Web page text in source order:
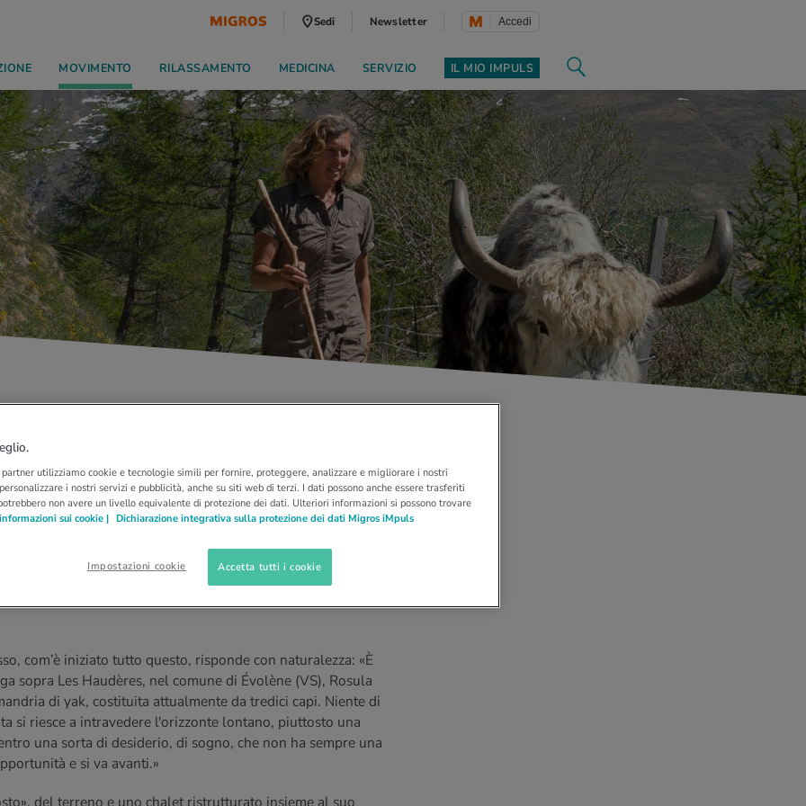
Sedi Newsletter Accedi
MOVIMENTO RILASSAMENTO MEDICINA SERVIZIO IL MIO IMPULS
yak
Rosula Blanc alleva una mandria di tredici capi.
di tre giorni, la sua vera passione è
e comprenderli.
com’è iniziato tutto questo, risponde con naturalezza: «È
sopra Les Haudères, nel comune di Évolène (VS), Rosula
di yak, costituita attualmente da tredici capi. Niente di
si riesce a intravedere l'orizzonte lontano, piuttosto una
una sorta di desiderio, di sogno, che non ha sempre una
e si va avanti.»
utilizziamo cookie e tecnologie simili per fornire, proteggere, analizzare e migliorare i nostri
i nostri servizi e pubblicità, anche su siti web di terzi. I dati possono anche essere trasferiti
non avere un livello equivalente di protezione dei dati. Ulteriori informazioni si possono trovare
informazioni sui cookie | Dichiarazione integrativa sulla protezione dei dati Migros iMpuls
Impostazioni cookie Accetta tutti i cookie